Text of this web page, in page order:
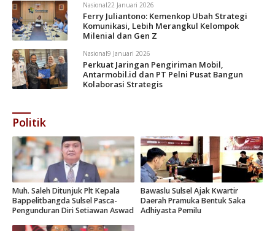
Nasional22 Januari 2026
Ferry Juliantono: Kemenkop Ubah Strategi
Komunikasi, Lebih Merangkul Kelompok
Milenial dan Gen Z
Nasional9 Januari 2026
Perkuat Jaringan Pengiriman Mobil,
Antarmobil.id dan PT Pelni Pusat Bangun
Kolaborasi Strategis
Politik
Muh. Saleh Ditunjuk Plt Kepala
Bappelitbangda Sulsel Pasca-
Pengunduran Diri Setiawan Aswad
Bawaslu Sulsel Ajak Kwartir
Daerah Pramuka Bentuk Saka
Adhiyasta Pemilu